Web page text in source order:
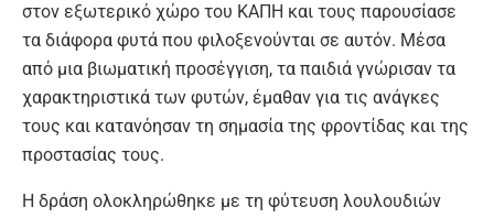
στον εξωτερικό χώρο του ΚΑΠΗ και τους παρουσίασε
τα διάφορα φυτά που φιλοξενούνται σε αυτόν. Μέσα
από μια βιωματική προσέγγιση, τα παιδιά γνώρισαν τα
χαρακτηριστικά των φυτών, έμαθαν για τις ανάγκες
τους και κατανόησαν τη σημασία της φροντίδας και της
προστασίας τους.
Η δράση ολοκληρώθηκε με τη φύτευση λουλουδιών